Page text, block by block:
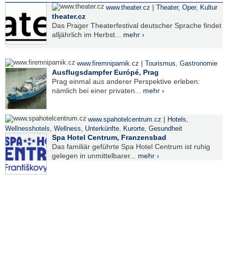
www.theater.cz | Theater, Oper, Kultur
theater.cz
Das Prager Theaterfestival deutscher Sprache findet
alljährlich im Herbst... mehr ›
www.firemniparnik.cz | Tourismus, Gastronomie
Ausflugsdampfer Európé, Prag
Prag einmal aus anderer Perspektive erleben:
nämlich bei einer privaten... mehr ›
www.spahotelcentrum.cz | Hotels,
Wellnesshotels, Wellness, Unterkünfte, Kurorte, Gesundheit
Spa Hotel Centrum, Franzensbad
Das familiär geführte Spa Hotel Centrum ist ruhig
gelegen in unmittelbarer... mehr ›